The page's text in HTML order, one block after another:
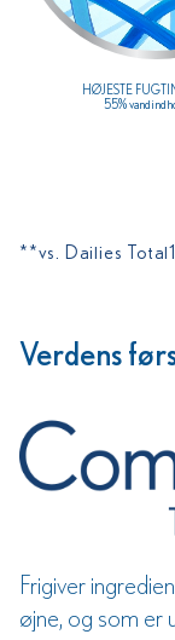
HØJESTE
55%
**vs. Dailies
Verdens
Frigiver
øjne, og som er